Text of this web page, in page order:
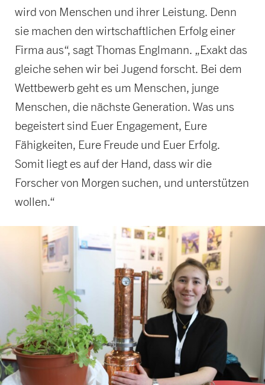
wird von Menschen und ihrer Leistung. Denn
sie machen den wirtschaftlichen Erfolg einer
Firma aus“, sagt Thomas Englmann. „Exakt das
gleiche sehen wir bei Jugend forscht. Bei dem
Wettbewerb geht es um Menschen, junge
Menschen, die nächste Generation. Was uns
begeistert sind Euer Engagement, Eure
Fähigkeiten, Eure Freude und Euer Erfolg.
Somit liegt es auf der Hand, dass wir die
Forscher von Morgen suchen, und unterstützen
wollen.“